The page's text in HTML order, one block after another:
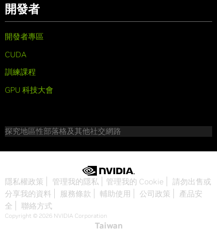
開發者
開發者專區
CUDA
訓練課程
GPU 科技大會
探究地區性部落格及其他社交網路
隱私權政策 管理我的隱私 管理我的 Cookie
請勿出售或
分享我的資料
服務條款 輔助使用 公司政策
產品安
全
聯絡方式
Copyright © 2026 NVIDIA Corporation
Taiwan